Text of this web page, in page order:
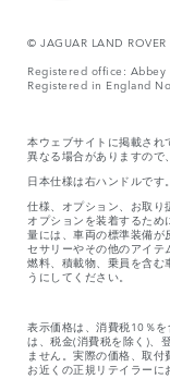
© JAGUAR LAND
Registered office: Abbey
Registered in England
本ウェブサイトに掲載され
異なる場合がありますので
日本仕様は右ハンドルです。
仕様、オプション、お取り
オプションを装着するた
量には、車両の標準装備が
セサリーやその他のアイテ
燃料、積載物、乗員を含む
うにしてください。
表示価格は、消費税10％
は、税金(消費税を除く)、
ません。実際の価格、取付
お近くの正規リテイラーに